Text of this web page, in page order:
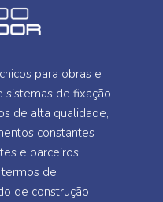
para obras e
sistemas de fixação
de alta qualidade,
constantes
e parceiros,
de
de construção